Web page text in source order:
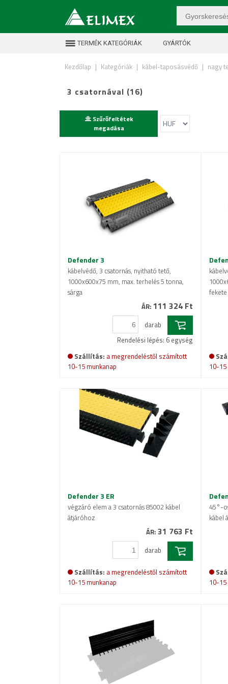
TERMÉK KATEGÓRIÁK GYÁRTÓK
Kezdőlap | Kategóriák | kábel-taposásvédő | nagy
3 csatornával (16)
Szűrőfeltétek
megadása
Defender 3
kábelvédő, 3 csatornás, nyitható tető,
1000x600x75 mm, max. terhelés 5 tonna,
sárga
ÁR: 111 324 Ft
darab
Rendelési lépés: 6 egység
Szállítás: a megrendeléstől számított
10-15 munkanap
fekete
10-
Defender 3 ER
végzáró elem a 3 csatornás 85002 kábel
átjáróhoz
ÁR: 31 763 Ft
darab
Szállítás: a megrendeléstől számított
10-15 munkanap
45°-
kábel
10-